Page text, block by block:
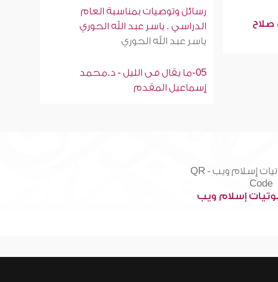
صلاح
رسائل وتوصيات بمناسبة العام
الدراسي . ياسر عبد الله الحوري
ياسر عبد الله الحوري
05-ما يقال فى الليل - د.محمد
إسماعيل المقدم
إسلام ويب